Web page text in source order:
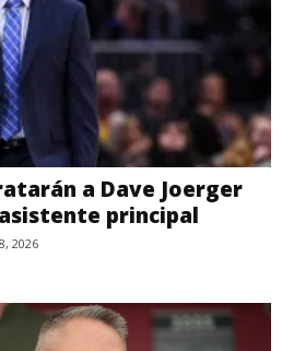
a Dave Joerger
principal
2026